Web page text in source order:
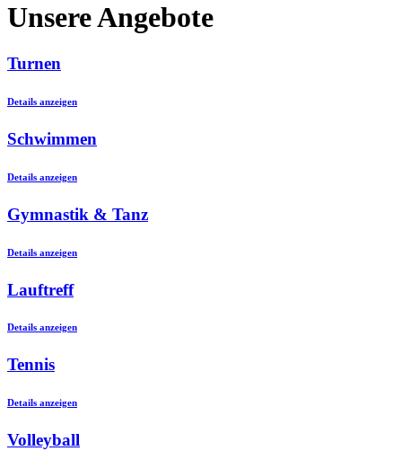
Unsere Angebote
Turnen
Details anzeigen
Schwimmen
Details anzeigen
Gymnastik & Tanz
Details anzeigen
Lauftreff
Details anzeigen
Tennis
Details anzeigen
Volleyball